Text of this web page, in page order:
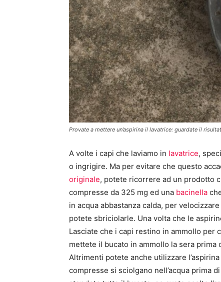
Provate a mettere un’aspirina il lavatrice: guardate il
A volte i capi che laviamo in lavatrice,
o ingrigire. Ma per evitare che questo
originale, potete ricorrere ad un prodotto
compresse da 325 mg ed una bacinella
in acqua abbastanza calda, per
potete sbriciolarle. Una volta che le
Lasciate che i capi restino in ammollo per
mettete il bucato in ammollo la sera
Altrimenti potete anche utilizzare
compresse si sciolgano nell’acqua prima